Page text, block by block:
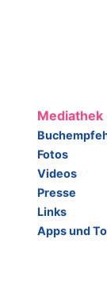
Mediathek
Fotos
Videos
Presse
Links
Apps und